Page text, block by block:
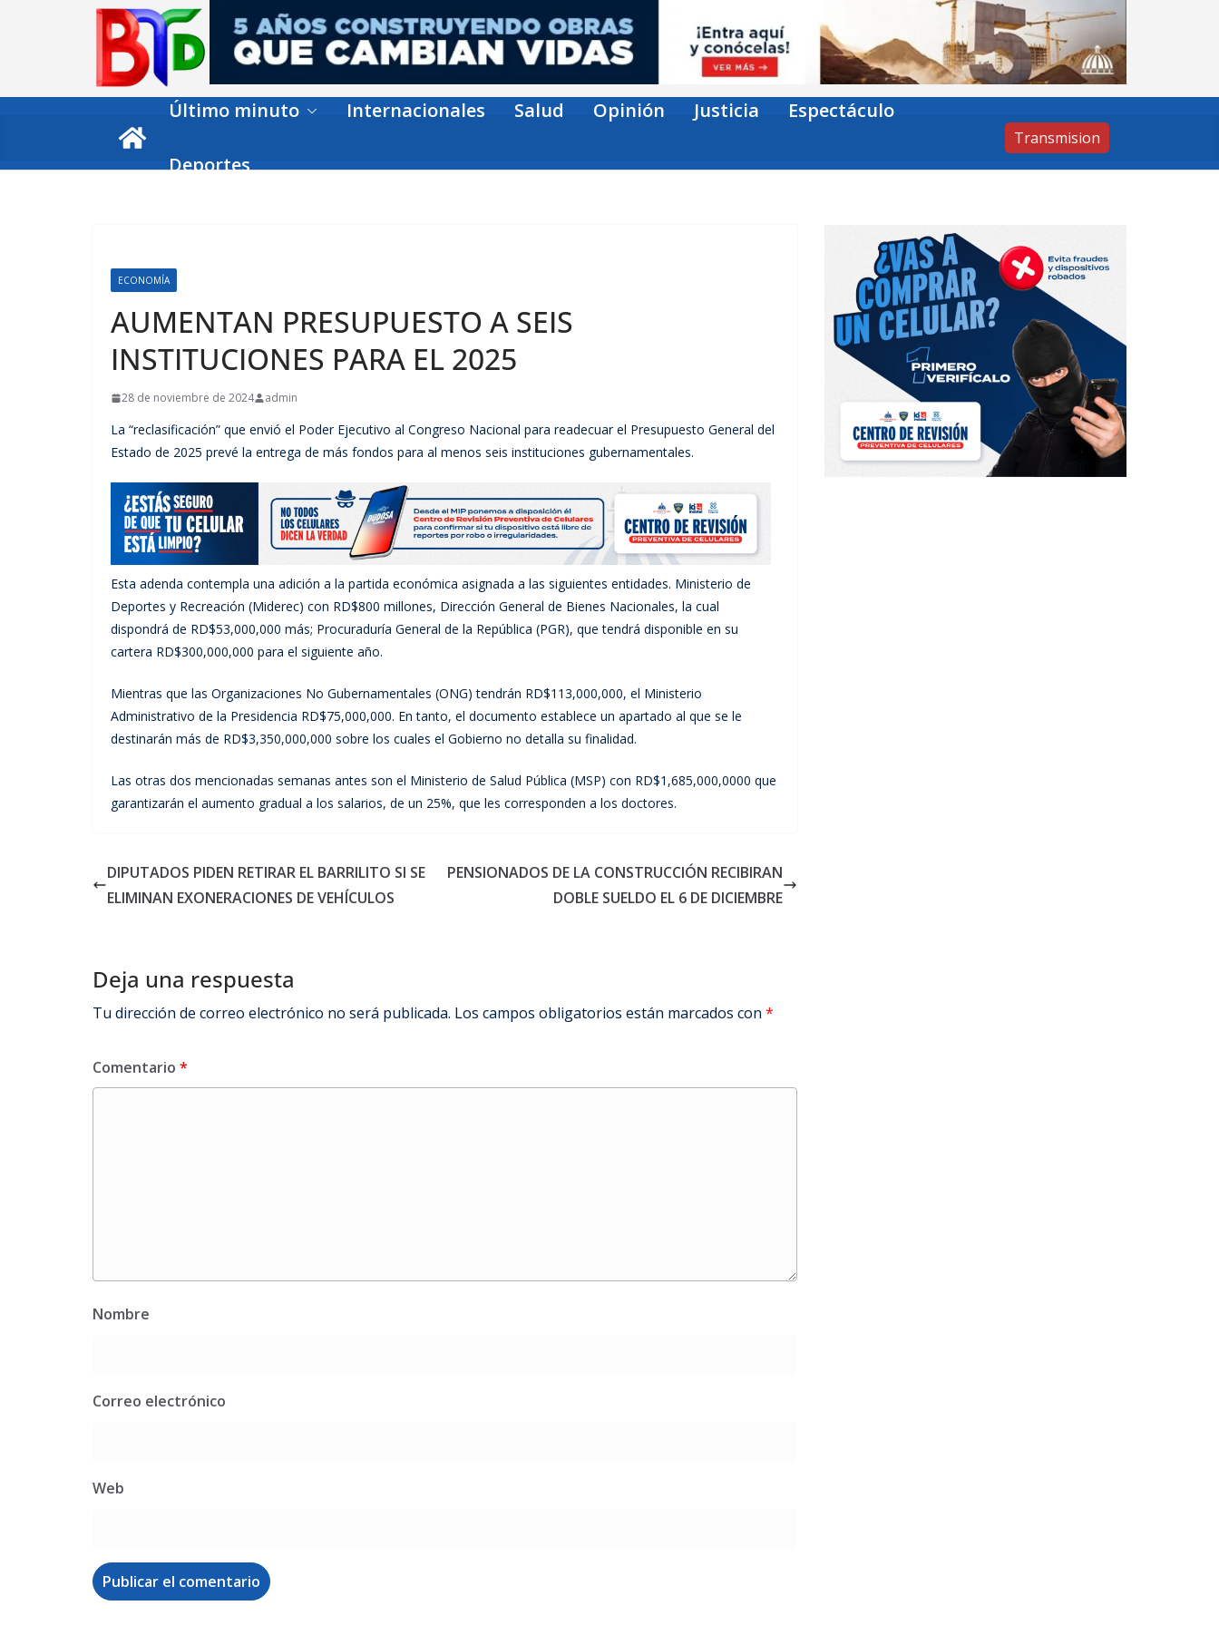
Último minuto Internacionales Salud Opinión Justicia Espectáculo
Deportes
Transmision
ECONOMÍA
AUMENTAN PRESUPUESTO A SEIS
INSTITUCIONES PARA EL 2025
28 de noviembre de 2024 admin
La “reclasificación” que envió el Poder Ejecutivo al Congreso Nacional para readecuar el Presupuesto General del
Estado de 2025 prevé la entrega de más fondos para al menos seis instituciones gubernamentales.
Esta adenda contempla una adición a la partida económica asignada a las siguientes entidades. Ministerio de
Deportes y Recreación (Miderec) con RD$800 millones, Dirección General de Bienes Nacionales, la cual
dispondrá de RD$53,000,000 más; Procuraduría General de la República (PGR), que tendrá disponible en su
cartera RD$300,000,000 para el siguiente año.
Mientras que las Organizaciones No Gubernamentales (ONG) tendrán RD$113,000,000, el Ministerio
Administrativo de la Presidencia RD$75,000,000. En tanto, el documento establece un apartado al que se le
destinarán más de RD$3,350,000,000 sobre los cuales el Gobierno no detalla su finalidad.
Las otras dos mencionadas semanas antes son el Ministerio de Salud Pública (MSP) con RD$1,685,000,0000 que
garantizarán el aumento gradual a los salarios, de un 25%, que les corresponden a los doctores.
DIPUTADOS PIDEN RETIRAR EL BARRILITO SI SE
ELIMINAN EXONERACIONES DE VEHÍCULOS
PENSIONADOS DE LA CONSTRUCCIÓN RECIBIRAN
DOBLE SUELDO EL 6 DE DICIEMBRE
Deja una respuesta
Tu dirección de correo electrónico no será publicada. Los campos obligatorios están marcados con *
Comentario *
Nombre
Correo electrónico
Web